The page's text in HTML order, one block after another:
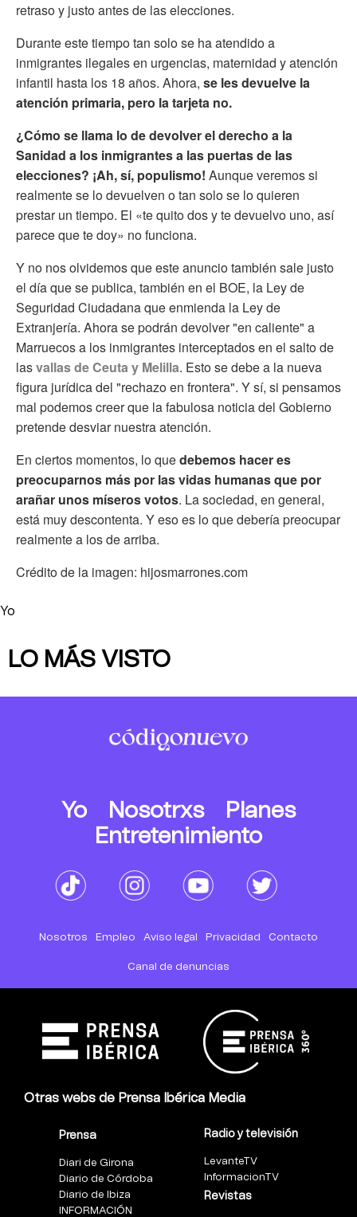
retraso y justo antes de las elecciones.
Durante este tiempo tan solo se ha atendido a
inmigrantes ilegales en urgencias, maternidad y atención
infantil hasta los 18 años. Ahora, se les devuelve la
atención primaria, pero la tarjeta no.
¿Cómo se llama lo de devolver el derecho a la
Sanidad a los inmigrantes a las puertas de las
elecciones? ¡Ah, sí, populismo! Aunque veremos si
realmente se lo devuelven o tan solo se lo quieren
prestar un tiempo. El «te quito dos y te devuelvo uno, así
parece que te doy» no funciona.
Y no nos olvidemos que este anuncio también sale justo
el día que se publica, también en el BOE, la Ley de
Seguridad Ciudadana que enmienda la Ley de
Extranjería. Ahora se podrán devolver "en caliente" a
Marruecos a los inmigrantes interceptados en el salto de
lasvallas de Ceuta y Melilla. Esto se debe a la nueva
figura jurídica del "rechazo en frontera". Y sí, si pensamos
mal podemos creer que la fabulosa noticia del Gobierno
pretende desviar nuestra atención.
En ciertos momentos, lo quedebemos hacer es
preocuparnos más por las vidas humanas que por
arañar unos míseros votos. La sociedad, en general,
está muy descontenta. Y eso es lo que debería preocupar
realmente a los de arriba.
Crédito de la imagen: hijosmarrones.com
Yo
LO MÁS VISTO
Yo Nosotrxs
Planes
Entretenimiento
Nosotros Empleo Aviso legal Privacidad Contacto
Canal de denuncias
Otras webs de Prensa Ibérica Media
Prensa
Diari de Girona
Diario de Córdoba
Diario de Ibiza
INFORMACIÓN
Radio y televisión
LevanteTV
InformacionTV
Revistas